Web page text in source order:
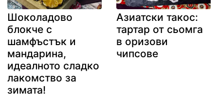
Шоколадово
блокче с
шамфъстък и
мандарина,
идеалното сладко
лакомство за
зимата!
Азиатски такос:
тартар от сьомга
в оризови
чипсове